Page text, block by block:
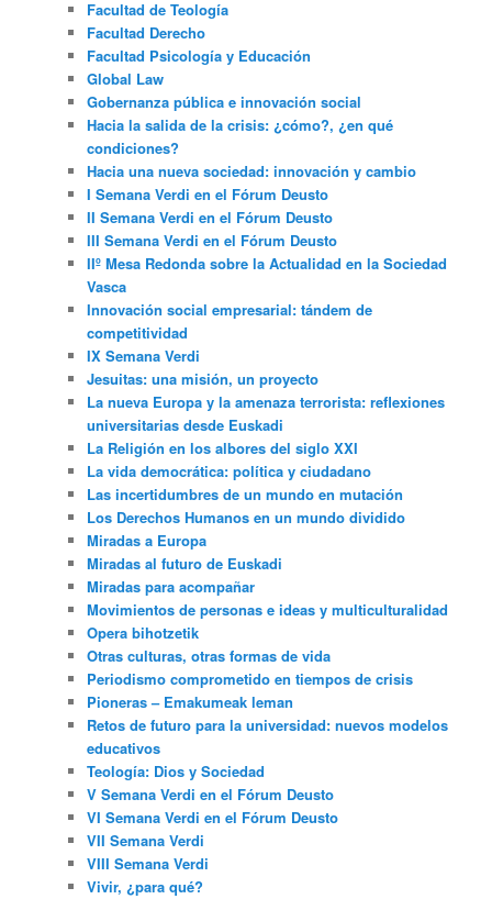
Facultad de Teología
Facultad Derecho
Facultad Psicología y Educación
Global Law
Gobernanza pública e innovación social
Hacia la salida de la crisis: ¿cómo?, ¿en qué
condiciones?
Hacia una nueva sociedad: innovación y cambio
I Semana Verdi en el Fórum Deusto
II Semana Verdi en el Fórum Deusto
III Semana Verdi en el Fórum Deusto
IIº Mesa Redonda sobre la Actualidad en la Sociedad
Vasca
Innovación social empresarial: tándem de
competitividad
IX Semana Verdi
Jesuitas: una misión, un proyecto
La nueva Europa y la amenaza terrorista: reflexiones
universitarias desde Euskadi
La Religión en los albores del siglo XXI
La vida democrática: política y ciudadano
Las incertidumbres de un mundo en mutación
Los Derechos Humanos en un mundo dividido
Miradas a Europa
Miradas al futuro de Euskadi
Miradas para acompañar
Movimientos de personas e ideas y multiculturalidad
Opera bihotzetik
Otras culturas, otras formas de vida
Periodismo comprometido en tiempos de crisis
Pioneras – Emakumeak leman
Retos de futuro para la universidad: nuevos modelos
educativos
Teología: Dios y Sociedad
V Semana Verdi en el Fórum Deusto
VI Semana Verdi en el Fórum Deusto
VII Semana Verdi
VIII Semana Verdi
Vivir, ¿para qué?